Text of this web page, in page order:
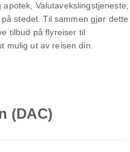
Valutavekslingstjeneste,
stedet. Til sammen gjør dette
tilbud på flyreiser til
mulig ut av reisen din.
(DAC)